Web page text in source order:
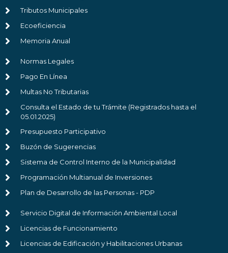
Tributos Municipales
Ecoeficiencia
Memoria Anual
Normas Legales
Pago En Línea
Multas No Tributarias
Consulta el Estado de tu Trámite (Registrados hasta el
05.01.2025)
Presupuesto Participativo
Buzón de Sugerencias
Sistema de Control Interno de la Municipalidad
Programación Multianual de Inversiones
Plan de Desarrollo de las Personas - PDP
Servicio Digital de Información Ambiental Local
Licencias de Funcionamiento
Licencias de Edificación y Habilitaciones Urbanas